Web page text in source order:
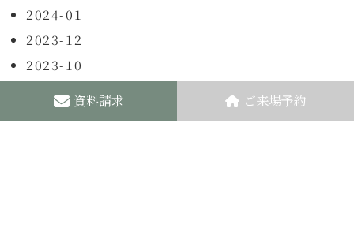
2024-01
2023-12
2023-10
資料請求 ご来場予約